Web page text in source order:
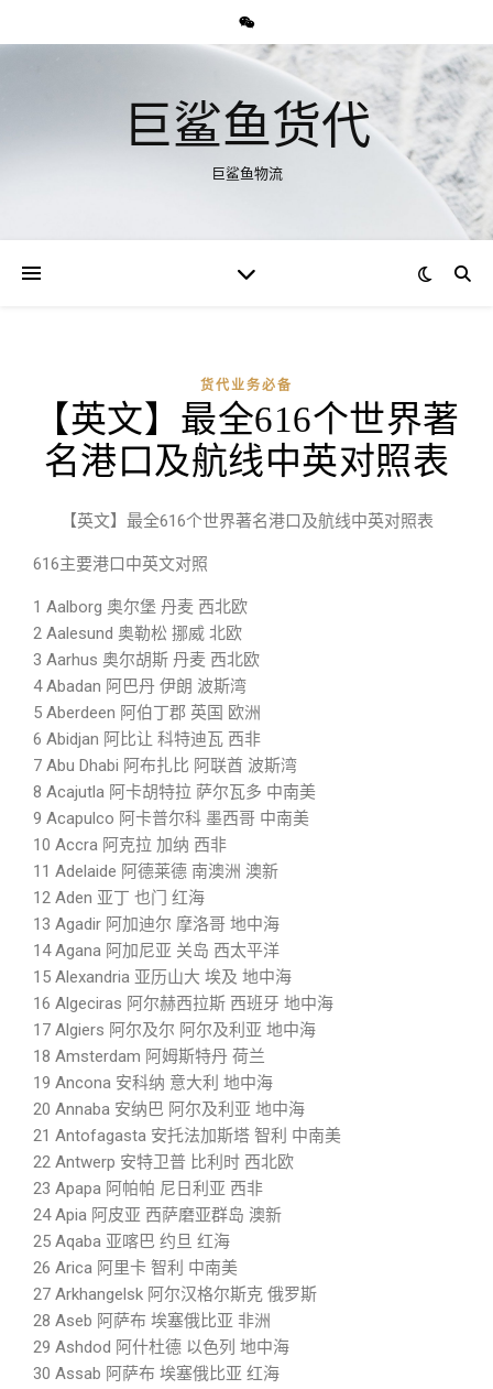
巨鲨鱼货代
巨鲨鱼物流
货代业务必备
【英文】最全616个世界著
名港口及航线中英对照表
【英文】最全616个世界著名港口及航线中英对照表
616主要港口中英文对照
1 Aalborg 奥尔堡 丹麦 西北欧
2 Aalesund 奥勒松 挪威 北欧
3 Aarhus 奥尔胡斯 丹麦 西北欧
4 Abadan 阿巴丹 伊朗 波斯湾
5 Aberdeen 阿伯丁郡 英国 欧洲
6 Abidjan 阿比让 科特迪瓦 西非
7 Abu Dhabi 阿布扎比 阿联酋 波斯湾
8 Acajutla 阿卡胡特拉 萨尔瓦多 中南美
9 Acapulco 阿卡普尔科 墨西哥 中南美
10 Accra 阿克拉 加纳 西非
11 Adelaide 阿德莱德 南澳洲 澳新
12 Aden 亚丁 也门 红海
13 Agadir 阿加迪尔 摩洛哥 地中海
14 Agana 阿加尼亚 关岛 西太平洋
15 Alexandria 亚历山大 埃及 地中海
16 Algeciras 阿尔赫西拉斯 西班牙 地中海
17 Algiers 阿尔及尔 阿尔及利亚 地中海
18 Amsterdam 阿姆斯特丹 荷兰
19 Ancona 安科纳 意大利 地中海
20 Annaba 安纳巴 阿尔及利亚 地中海
21 Antofagasta 安托法加斯塔 智利 中南美
22 Antwerp 安特卫普 比利时 西北欧
23 Apapa 阿帕帕 尼日利亚 西非
24 Apia 阿皮亚 西萨磨亚群岛 澳新
25 Aqaba 亚喀巴 约旦 红海
26 Arica 阿里卡 智利 中南美
27 Arkhangelsk 阿尔汉格尔斯克 俄罗斯
28 Aseb 阿萨布 埃塞俄比亚 非洲
29 Ashdod 阿什杜德 以色列 地中海
30 Assab 阿萨布 埃塞俄比亚 红海